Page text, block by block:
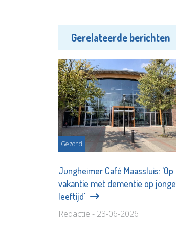
Gerelateerde berichten
Gezond
Jungheimer Café Maassluis: 'Op
vakantie met dementie op jonge
leeftijd'
Redactie - 23-06-2026